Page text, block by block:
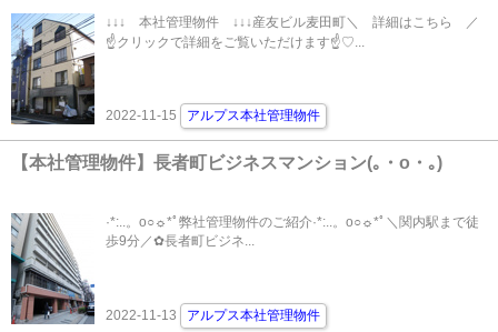
↓↓↓ 本社管理物件 ↓↓↓産友ビル麦田町＼ 詳細はこちら ／
☝クリックで詳細をご覧いただけます☝♡...
2022-11-15 アルプス本社管理物件
【本社管理物件】長者町ビジネスマンション(｡・o・｡)
·*:..。o○☼*ﾟ弊社管理物件のご紹介·*:..。o○☼*ﾟ＼関内駅まで徒
歩9分／✿長者町ビジネ...
2022-11-13 アルプス本社管理物件